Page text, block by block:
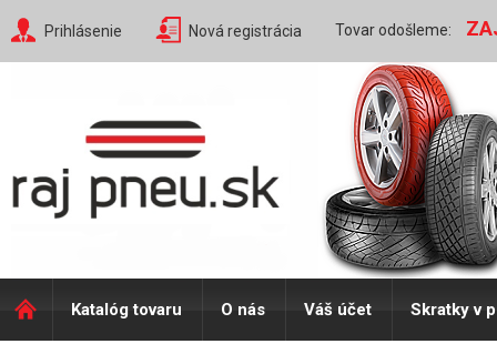
Prihlásenie Nová registrácia Tovar odošleme:
Katalóg tovaru O nás Váš účet Skratky v